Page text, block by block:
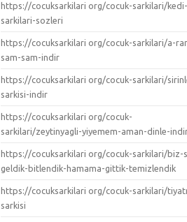
https://cocuksarkilari org/cocuk-sarkilari/kedi-
sarkilari-sozleri
https://cocuksarkilari org/cocuk-sarkilari/a-
sam-sam-indir
https://cocuksarkilari org/cocuk-sarkilari/
sarkisi-indir
https://cocuksarkilari org/cocuk-
sarkilari/zeytinyagli-yiyemem-aman-dinle-
https://cocuksarkilari org/cocuk-sarkilari/biz-
geldik-bitlendik-hamama-gittik-temizlendik
https://cocuksarkilari org/cocuk-sarkilari/
sarkisi